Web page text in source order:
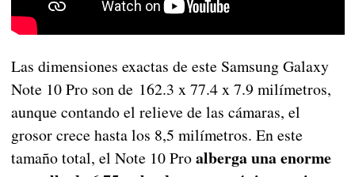
Las dimensiones exactas de este Samsung Galaxy
Note 10 Pro son de 162.3 x 77.4 x 7.9 milímetros,
aunque contando el relieve de las cámaras, el
grosor crece hasta los 8,5 milímetros. En este
tamaño total, el Note 10 Proalberga una enorme